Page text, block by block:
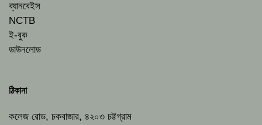
ব্যানবেইস
NCTB
ই-বুক
ডাউনলোড
ঠিকানা
কলেজ রোড, চকবাজার, ৪২০৩ চট্টগ্রাম